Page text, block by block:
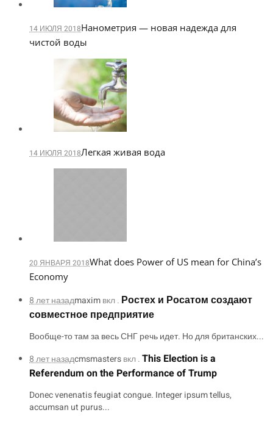
14 ИЮЛЯ 2018Нанометрия — новая надежда для
чистой воды
14 ИЮЛЯ 2018Легкая живая вода
20 ЯНВАРЯ 2018What does Power of US mean for China’s
Economy
8 лет назадmaximвкл . Ростех и Росатом создают
совместное предприятие
Вообще-то там за весь СНГ речь идет. Но для британских...
8 лет назадcmsmastersвкл .This Election is a
Referendum on the Performance of Trump
Donec venenatis feugiat congue. Integer ipsum tellus,
accumsan ut purus...